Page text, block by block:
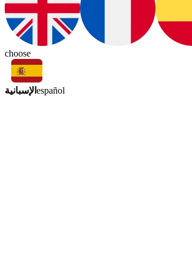
choose
الإسبانية español